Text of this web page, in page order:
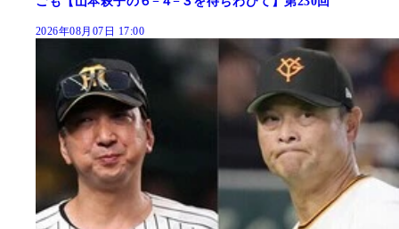
2026年08月07日 17:00